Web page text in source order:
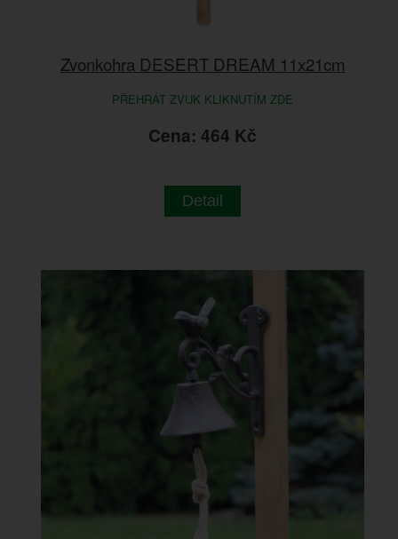
Zvonkohra DESERT DREAM 11x21cm
PŘEHRÁT ZVUK KLIKNUTÍM ZDE
Cena: 464 Kč
Detail